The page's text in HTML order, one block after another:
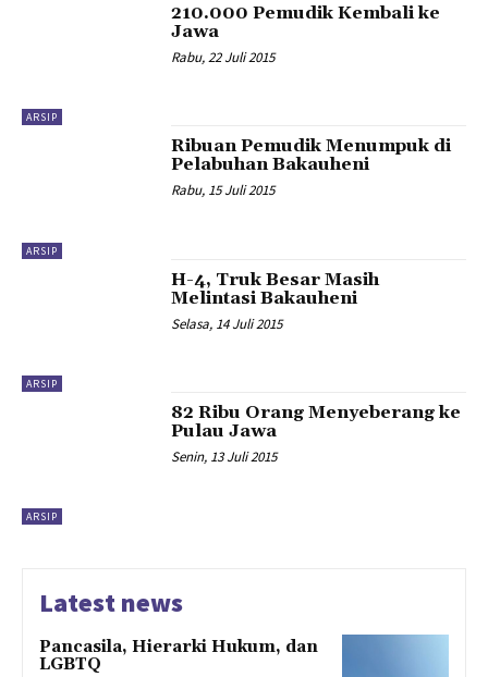
ARSIP
210.000 Pemudik Kembali ke
Jawa
Rabu, 22 Juli 2015
ARSIP
Ribuan Pemudik Menumpuk di
Pelabuhan Bakauheni
Rabu, 15 Juli 2015
ARSIP
H-4, Truk Besar Masih
Melintasi Bakauheni
Selasa, 14 Juli 2015
ARSIP
82 Ribu Orang Menyeberang ke
Pulau Jawa
Senin, 13 Juli 2015
Latest news
Pancasila, Hierarki Hukum, dan
LGBTQ